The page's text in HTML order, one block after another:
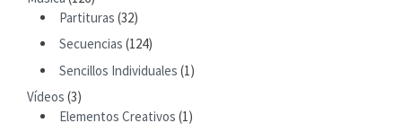
Partituras (32)
Secuencias (124)
Sencillos Individuales (1)
Vídeos (3)
Elementos Creativos (1)